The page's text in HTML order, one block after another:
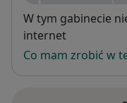
Dostępność
W tym gabinecie
internet
Co mam zrobić w